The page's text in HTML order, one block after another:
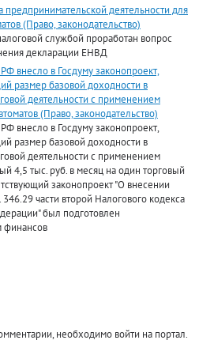
предпринимательской деятельности для
(Право, законодательство)
службой проработан вопрос
декларации ЕНВД
внесло в Госдуму законопроект,
размер базовой доходности в
деятельности с применением
(Право, законодательство)
внесло в Госдуму законопроект,
размер базовой доходности в
деятельности с применением
4,5 тыс. руб. в месяц на один торговый
законопроект "О внесении
346.29 части второй Налогового кодекса
был подготовлен
финансов
необходимо войти на портал.